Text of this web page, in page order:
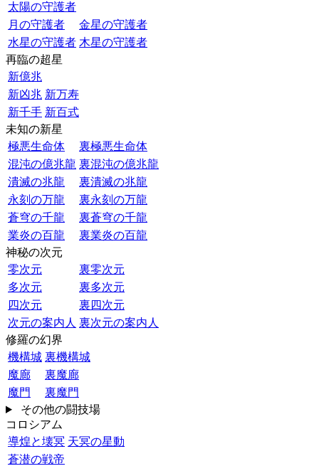
太陽の守護者
月の守護者
金星の守護者
水星の守護者 木星の守護者
再臨の超星
新億兆
新凶兆 新万寿
新千手 新百式
未知の新星
極悪生命体
裏極悪生命体
混沌の億兆龍 裏混沌の億兆龍
潰滅の兆龍
裏潰滅の兆龍
永刻の万龍
裏永刻の万龍
蒼穹の千龍
裏蒼穹の千龍
業炎の百龍
裏業炎の百龍
神秘の次元
零次元
裏零次元
多次元
裏多次元
四次元
裏四次元
次元の案内人 裏次元の案内人
修羅の幻界
機構城 裏機構城
魔廊
裏魔廊
魔門
裏魔門
その他の闘技場
コロシアム
導煌と壊冥 天冥の星動
蒼潜の戦帝